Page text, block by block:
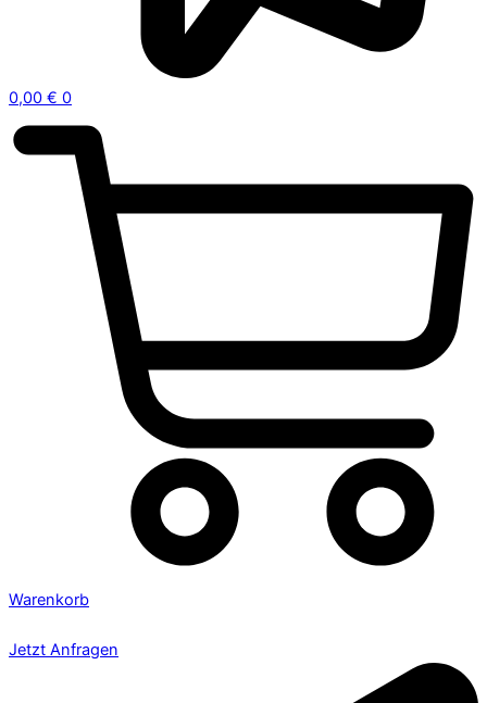
0,00 € 0
Warenkorb
Jetzt Anfragen